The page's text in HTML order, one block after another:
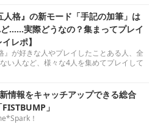
格』の新モード「手記の加筆」は
……実際どうなの？集まってプレイ
レポ】
』が好きな人やプレイしたことある人、全
い人など、様々な4人を集めてプレイして
情報をキャッチアップできる総合
」
！